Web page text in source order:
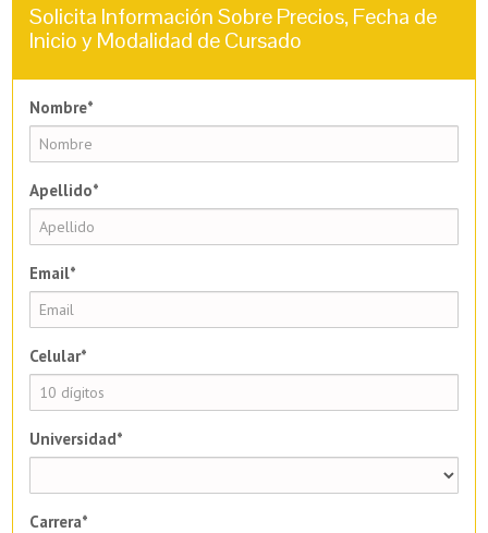
Solicita Información Sobre Precios, Fecha de
Inicio y Modalidad de Cursado
Nombre*
Apellido*
Email*
Celular*
Universidad*
Carrera*